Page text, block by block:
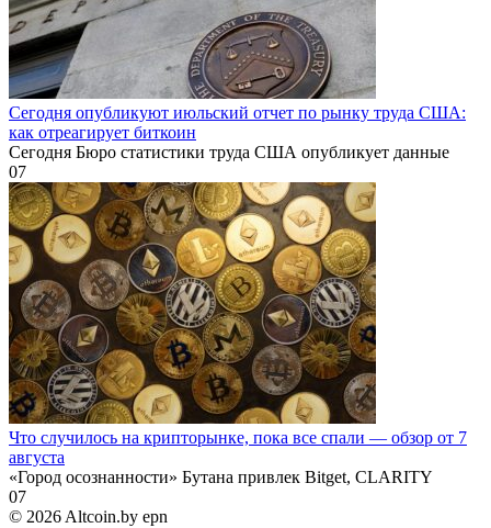
Сегодня опубликуют июльский отчет по рынку труда США:
как отреагирует биткоин
Сегодня Бюро статистики труда США опубликует данные
07
Что случилось на крипторынке, пока все спали — обзор от 7
августа
«Город осознанности» Бутана привлек Bitget, CLARITY
07
© 2026 Altcoin.by epn